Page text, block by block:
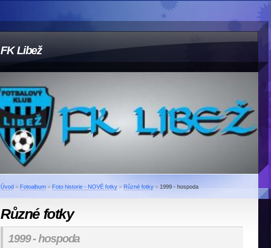
FK Libež
Úvod » Fotoalbum » Foto historie - NOVÉ fotky » Různé fotky » 1999 - hospoda
Různé fotky
1999 - hospoda